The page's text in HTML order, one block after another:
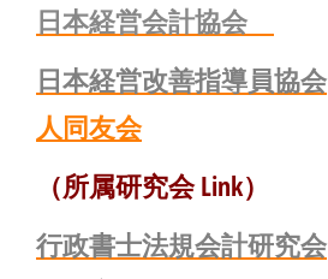
日本経営会計協会
日本経営改善指導員協会
人同友会
（所属研究会 Link）
行政書士法規会計研究会